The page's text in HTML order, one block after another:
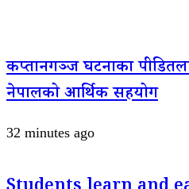
कप्तानगञ्ज घटनाका
नेपालको आर्थिक सहयोग
32 minutes ago